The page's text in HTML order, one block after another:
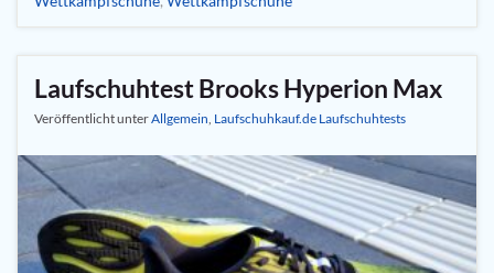
Laufschuhtest Brooks Hyperion Max
Veröffentlicht unterAllgemein Laufschuhkauf.de Laufschuhtests